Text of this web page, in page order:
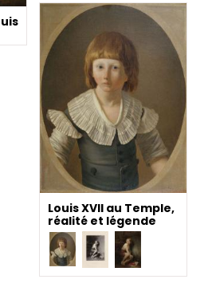
Louis XVII au Temple,
réalité et légende